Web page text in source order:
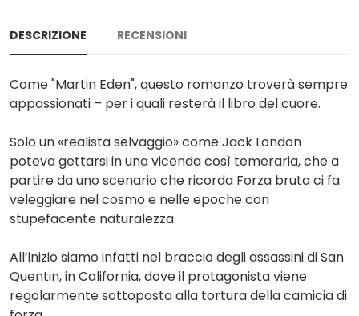
DESCRIZIONE RECENSIONI
Come "Martin Eden", questo romanzo troverà sempre
appassionati – per i quali resterà il libro del cuore.
Solo un «realista selvaggio» come Jack London
poteva gettarsi in una vicenda così temeraria, che a
partire da uno scenario che ricorda Forza bruta ci fa
veleggiare nel cosmo e nelle epoche con
stupefacente naturalezza.
All’inizio siamo infatti nel braccio degli assassini di San
Quentin, in California, dove il protagonista viene
regolarmente sottoposto alla tortura della camicia di